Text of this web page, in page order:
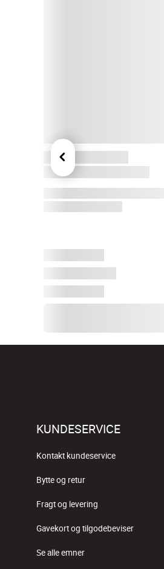
KUNDESERVICE
Kontakt kundeservice
Bytte og retur
Fragt og levering
Gavekort og tilgodebeviser
Se alle emner